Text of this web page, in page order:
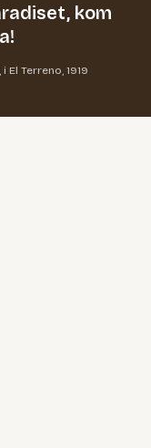
kom
Terreno, 1919